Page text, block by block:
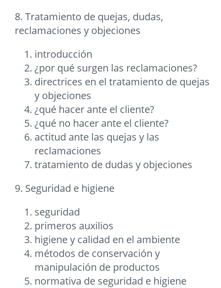
8. Tratamiento de quejas, dudas,
reclamaciones y objeciones
introducción
¿por qué surgen las reclamaciones?
directrices en el tratamiento de quejas
y objeciones
¿qué hacer ante el cliente?
¿qué no hacer ante el cliente?
actitud ante las quejas y las
reclamaciones
tratamiento de dudas y objeciones
9. Seguridad e higiene
seguridad
primeros auxilios
higiene y calidad en el ambiente
métodos de conservación y
manipulación de productos
normativa de seguridad e higiene